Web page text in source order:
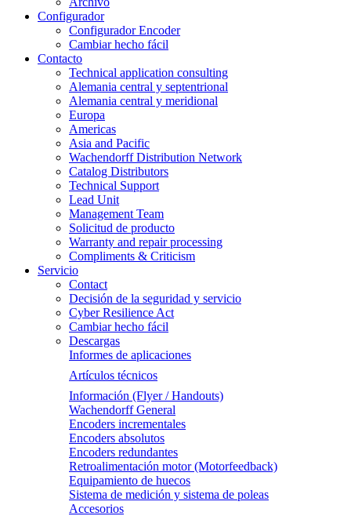
Configurador
Configurador Encoder
Cambiar hecho fácil
Contacto
Technical application consulting
Alemania central y septentrional
Alemania central y meridional
Europa
Americas
Asia and Pacific
Wachendorff Distribution Network
Catalog Distributors
Technical Support
Lead Unit
Management Team
Solicitud de producto
Warranty and repair processing
Compliments & Criticism
Servicio
Contact
Decisión de la seguridad y servicio
Cyber Resilience Act
Cambiar hecho fácil
Descargas
Informes de aplicaciones
Artículos técnicos
Información (Flyer / Handouts)
Wachendorff General
Encoders incrementales
Encoders absolutos
Encoders redundantes
Retroalimentación motor (Motorfeedback)
Equipamiento de huecos
Sistema de medición y sistema de poleas
Accesorios